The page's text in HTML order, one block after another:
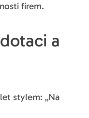
firem.
a
stylem: „Na